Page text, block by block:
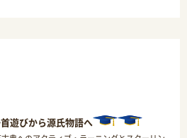
遊びから源氏物語へ